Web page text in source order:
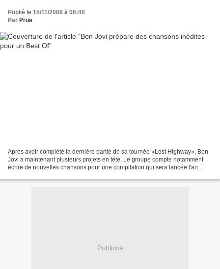
Publié le 15/11/2008 à 08:40
Par Prue
Après avoir complété la dernière partie de sa tournée «Lost Highway», Bon
Jovi a maintenant plusieurs projets en tête. Le groupe compte notamment
écrire de nouvelles chansons pour une compilation qui sera lancée l'an
Publicité